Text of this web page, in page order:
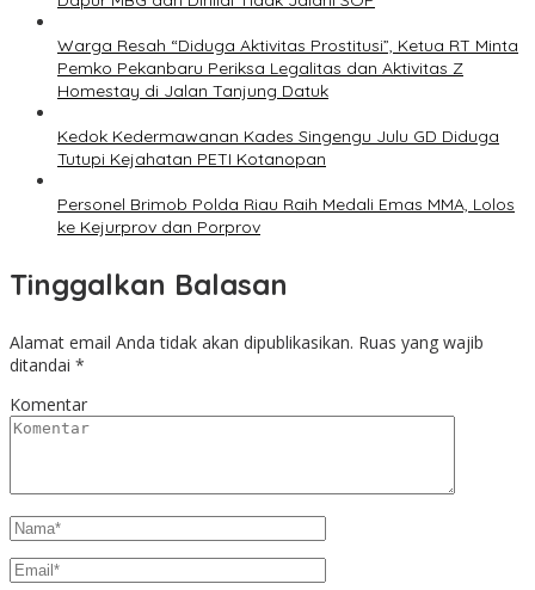
Warga Resah “Diduga Aktivitas Prostitusi”, Ketua RT Minta
Pemko Pekanbaru Periksa Legalitas dan Aktivitas Z
Homestay di Jalan Tanjung Datuk
Kedok Kedermawanan Kades Singengu Julu GD Diduga
Tutupi Kejahatan PETI Kotanopan
Personel Brimob Polda Riau Raih Medali Emas MMA, Lolos
ke Kejurprov dan Porprov
Tinggalkan Balasan
Alamat email Anda tidak akan dipublikasikan. Ruas yang wajib
ditandai *
Komentar